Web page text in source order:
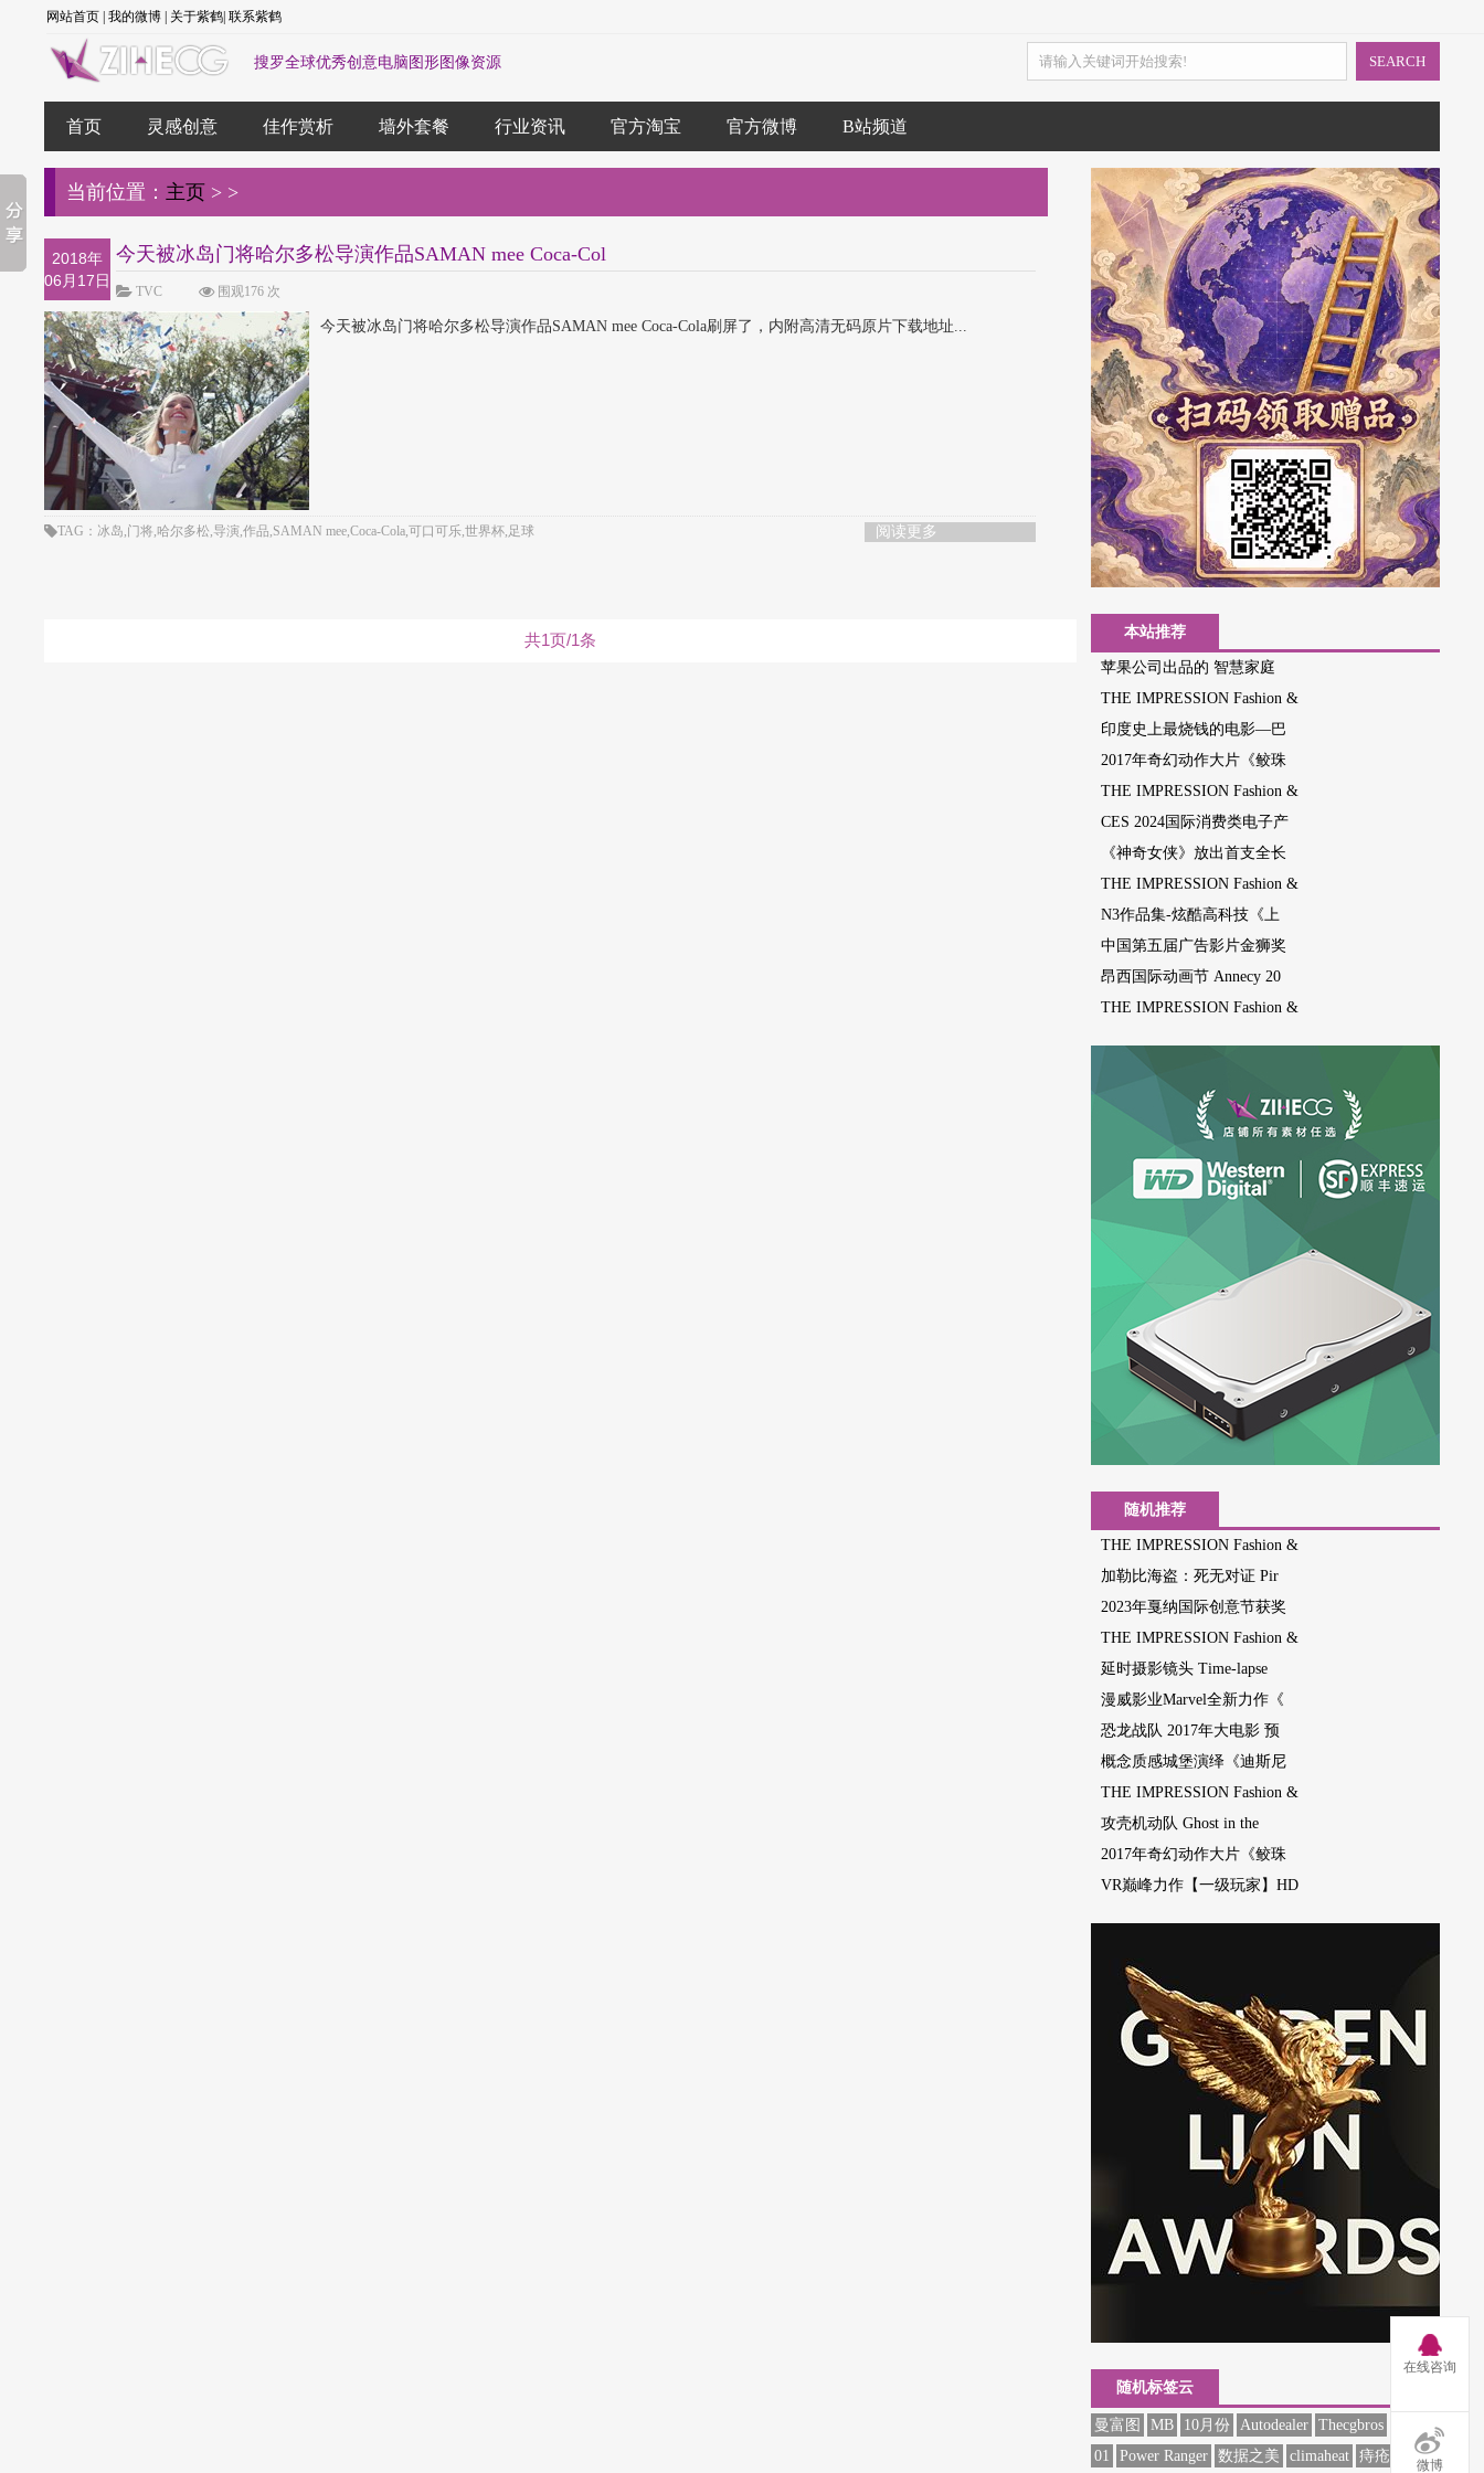
网站首页 我的微博 关于紫鹤 联系紫鹤
搜罗全球优秀创意电脑图形图像资源 SEARCH
首页 灵感创意 佳作赏析 墙外套餐 行业资讯 官方淘宝 官方微博 B站频道
当前位置： 主页 > >
2018年
06月17日
今天被冰岛门将哈尔多松导演作品SAMAN mee Coca-Col
TVC 围观176 次
今天被冰岛门将哈尔多松导演作品SAMAN mee Coca-Cola刷屏了，内附高清无码原片下载地址...
阅读更多
TAG：冰岛,门将,哈尔多松,导演,作品,SAMAN mee,Coca-Cola,可口可乐,世界杯,足球
共1页/1条 本站推荐
苹果公司出品的 智慧家庭
THE IMPRESSION Fashion &
印度史上最烧钱的电影—巴
2017年奇幻动作大片《鲛珠
THE IMPRESSION Fashion &
CES 2024国际消费类电子产
《神奇女侠》放出首支全长
THE IMPRESSION Fashion &
N3作品集-炫酷高科技《上
中国第五届广告影片金狮奖
昂西国际动画节 Annecy 20
THE IMPRESSION Fashion &
随机推荐
THE IMPRESSION Fashion &
加勒比海盗：死无对证 Pir
2023年戛纳国际创意节获奖
THE IMPRESSION Fashion &
延时摄影镜头 Time-lapse
漫威影业Marvel全新力作《
恐龙战队 2017年大电影 预
概念质感城堡演绎《迪斯尼
THE IMPRESSION Fashion &
攻壳机动队 Ghost in the
2017年奇幻动作大片《鲛珠
VR巅峰力作【一级玩家】HD
随机标签云
曼富图 MB 10月份 Autodealer Thecgbros
01
Power Ranger 数据之美 climaheat 痔疮 华沙
在线咨询
微博